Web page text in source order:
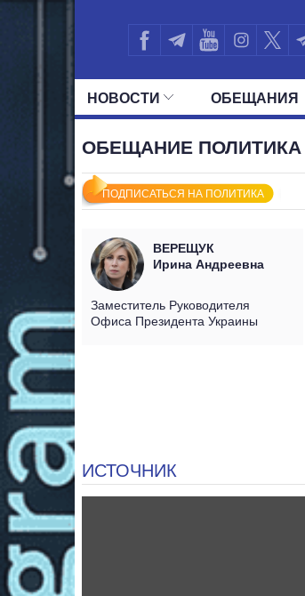
НОВОСТИ ОБЕЩАНИЯ
ОБЕЩАНИЕ ПОЛИТИКА
ПОДПИСАТЬСЯ НА ПОЛИТИКА
ВЕРЕЩУК
Ирина Андреевна
Заместитель Руководителя
Офиса Президента Украины
ИСТОЧНИК